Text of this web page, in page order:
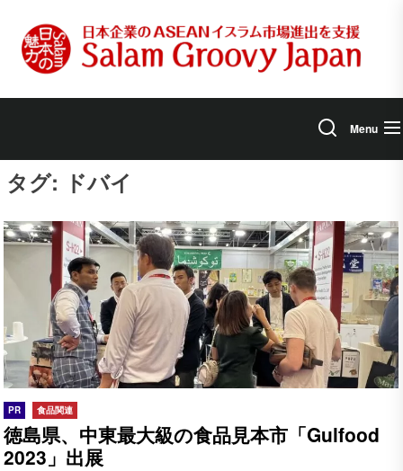
content
Menu
タグ: ドバイ
PR 食品関連
徳島県、中東最大級の食品見本市「Gulfood
2023」出展